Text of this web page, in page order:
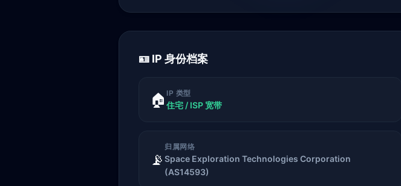
🪪 IP 身份档案
🏠 IP 类型
住宅 / ISP 宽带
📡
归属网络
Space Exploration Technologies Corporation
(AS14593)